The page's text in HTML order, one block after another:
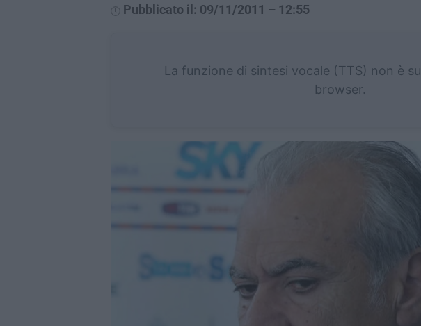
Pubblicato il: 09/11/2011 – 12:55
La funzione di sintesi vocale (TTS) non è
browser.